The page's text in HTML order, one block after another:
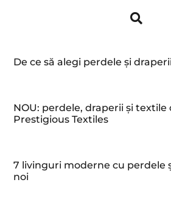
De ce să alegi perdele și
NOU: perdele, draperii și textile
Prestigious Textiles
7 livinguri moderne cu perdele
noi